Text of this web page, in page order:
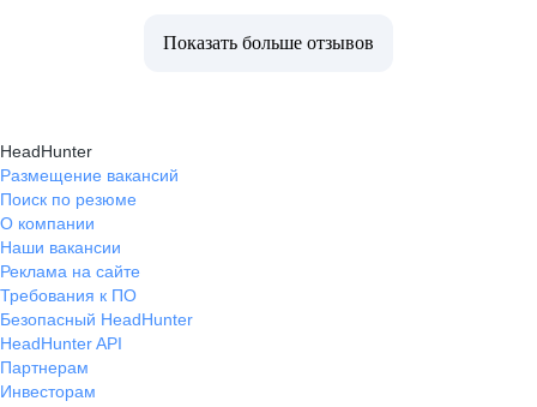
Показать больше отзывов
HeadHunter
Размещение вакансий
Поиск по резюме
О компании
Наши вакансии
Реклама на сайте
Требования к ПО
Безопасный HeadHunter
HeadHunter API
Партнерам
Инвесторам